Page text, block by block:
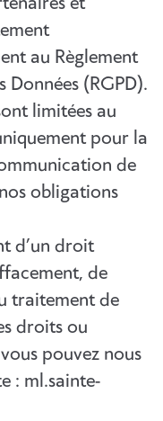
au Règlement
(RGPD).
limitées au
pour la
de
obligations
d’un droit
de
traitement de
droits ou
pouvez nous
: ml.sainte-